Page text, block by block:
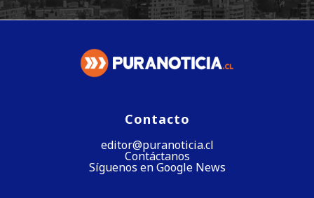
Contacto
editor@puranoticia.cl
Contáctanos
Síguenos en Google News